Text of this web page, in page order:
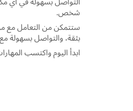
شخص.
ستتمكن من التعامل مع
بثقة، والتواصل بسهولة
ابدأ اليوم واكتسب